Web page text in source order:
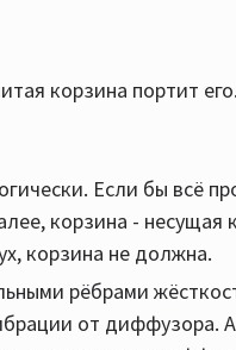
и ударные установки
во всём. Это не
корзина
корзина портит
Если бы всё
корзина - несущая
корзина не должна.
рёбрами
от диффузора.